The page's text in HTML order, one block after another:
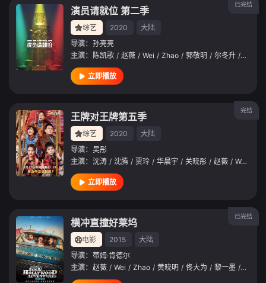
已完结
演员请就位 第二季
综艺 2020
大陆
导演： 孙亮亮
主演：
陈凯歌 / 赵薇 / Wei / Zhao / 郭敬明 / 尔冬升 / 宋威龙
立即播放
完结
王牌对王牌第五季
综艺 2020
大陆
导演： 吴彤
主演： 沈涛 / 沈腾 / 贾玲 / 华晨宇 / 关晓彤 / 赵薇 / Wei
立即播放
已完结
横冲直撞好莱坞
电影 2015
大陆
导演： 蒂姆·肯德尔
主演： 赵薇 / Wei / Zhao / 黄晓明 / 佟大为 / 黎一墨 / 姜成镐